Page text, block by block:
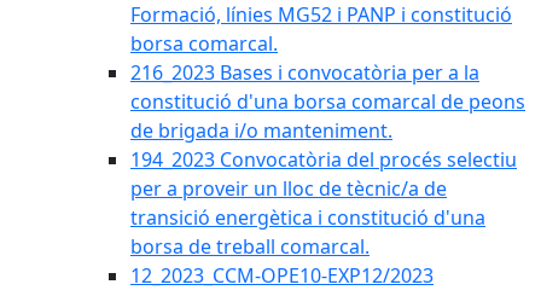
Formació, línies MG52 i PANP i constitució
borsa comarcal.
216_2023 Bases i convocatòria per a la
constitució d'una borsa comarcal de peons
de brigada i/o manteniment.
194_2023 Convocatòria del procés selectiu
per a proveir un lloc de tècnic/a de
transició energètica i constitució d'una
borsa de treball comarcal.
12_2023_CCM-OPE10-EXP12/2023